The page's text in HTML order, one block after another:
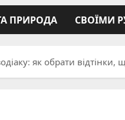
ПРИРОДА СВОЇМИ
як обрати